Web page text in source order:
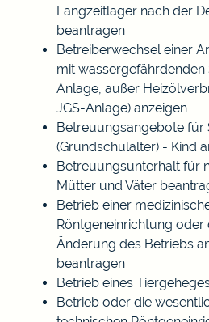
Langzeitlager nach der
beantragen
Betreiberwechsel einer
mit wassergefährdenden
Anlage, außer
JGS-Anlage) anzeigen
Betreuungsangebote für
(Grundschulalter) - Kind
Betreuungsunterhalt für
Mütter und Väter
Betrieb einer
Röntgeneinrichtung oder
Änderung des Betriebs
beantragen
Betrieb eines
Betrieb oder die